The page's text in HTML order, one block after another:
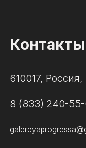
Контакты
610017,
8 (833) 240-